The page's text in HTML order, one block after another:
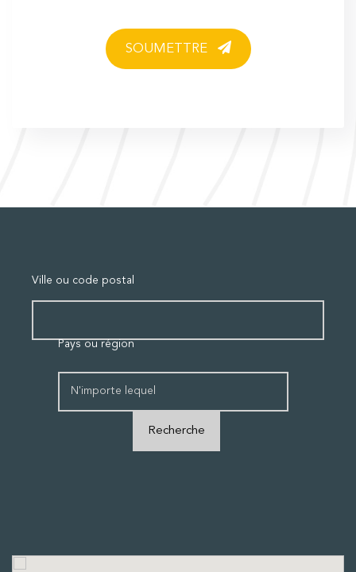
SOUMETTRE
Ville ou code postal
Pays ou région